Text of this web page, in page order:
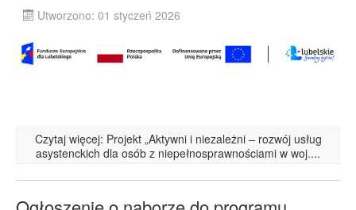
Utworzono: 01 styczeń 2026
Czytaj więcej: Projekt „Aktywni i niezależni – rozwój usług
asystenckich dla osób z niepełnosprawnościami w woj....